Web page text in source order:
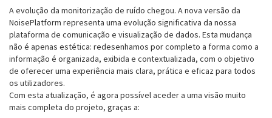
A evolução da monitorização de ruído chegou. A nova versão da
NoisePlatform representa uma evolução significativa da nossa
plataforma de comunicação e visualização de dados. Esta mudança
não é apenas estética: redesenhamos por completo a forma como a
informação é organizada, exibida e contextualizada, com o objetivo
de oferecer uma experiência mais clara, prática e eficaz para todos
os utilizadores.
Com esta atualização, é agora possível aceder a uma visão muito
mais completa do projeto, graças a: